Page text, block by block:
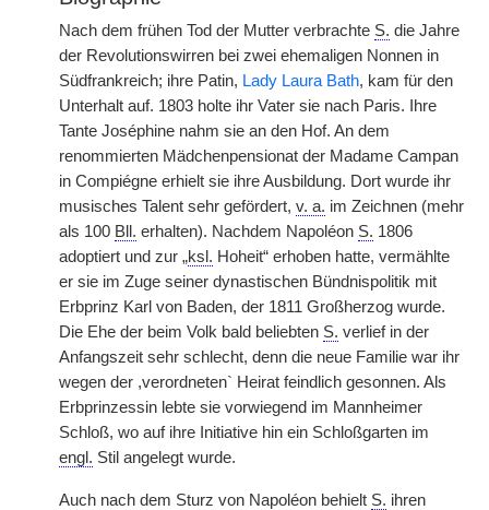
Nach dem frühen Tod der Mutter verbrachte S. die Jahre
der Revolutionswirren bei zwei ehemaligen Nonnen in
Südfrankreich; ihre Patin, Lady Laura Bath, kam für den
Unterhalt auf. 1803 holte ihr Vater sie nach Paris. Ihre
Tante Joséphine nahm sie an den Hof. An dem
renommierten Mädchenpensionat der Madame Campan
in Compiégne erhielt sie ihre Ausbildung. Dort wurde ihr
musisches Talent sehr gefördert, v. a. im Zeichnen (mehr
als 100 Bll. erhalten). Nachdem Napoléon S. 1806
adoptiert und zur „ksl. Hoheit“ erhoben hatte, vermählte
er sie im Zuge seiner dynastischen Bündnispolitik mit
Erbprinz Karl von Baden, der 1811 Großherzog wurde.
Die Ehe der beim Volk bald beliebten S. verlief in der
Anfangszeit sehr schlecht, denn die neue Familie war ihr
wegen der ,verordneten` Heirat feindlich gesonnen. Als
Erbprinzessin lebte sie vorwiegend im Mannheimer
Schloß, wo auf ihre Initiative hin ein Schloßgarten im
engl. Stil angelegt wurde.
Auch nach dem Sturz von Napoléon behielt S. ihren